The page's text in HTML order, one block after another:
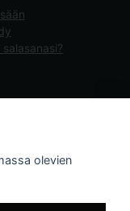
47olevien